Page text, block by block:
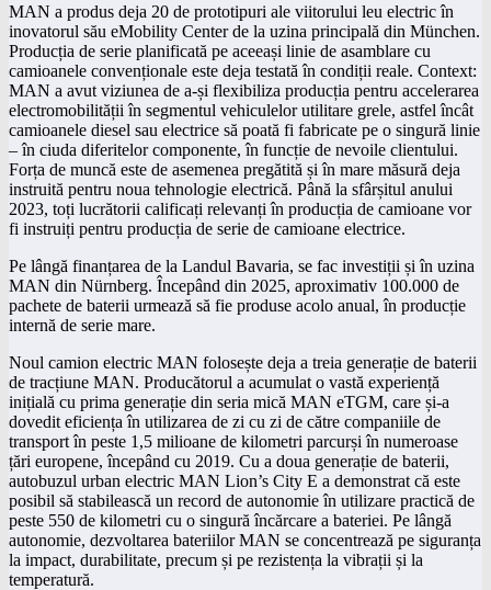
MAN a produs deja 20 de prototipuri ale viitorului leu electric în
inovatorul său eMobility Center de la uzina principală din München.
Producția de serie planificată pe aceeași linie de asamblare cu
camioanele convenționale este deja testată în condiții reale. Context:
MAN a avut viziunea de a-și flexibiliza producția pentru accelerarea
electromobilității în segmentul vehiculelor utilitare grele, astfel încât
camioanele diesel sau electrice să poată fi fabricate pe o singură linie
– în ciuda diferitelor componente, în funcție de nevoile clientului.
Forța de muncă este de asemenea pregătită și în mare măsură deja
instruită pentru noua tehnologie electrică. Până la sfârșitul anului
2023, toți lucrătorii calificați relevanți în producția de camioane vor
fi instruiți pentru producția de serie de camioane electrice.
Pe lângă finanțarea de la Landul Bavaria, se fac investiții și în uzina
MAN din Nürnberg. Începând din 2025, aproximativ 100.000 de
pachete de baterii urmează să fie produse acolo anual, în producție
internă de serie mare.
Noul camion electric MAN folosește deja a treia generație de baterii
de tracțiune MAN. Producătorul a acumulat o vastă experiență
inițială cu prima generație din seria mică MAN eTGM, care și-a
dovedit eficiența în utilizarea de zi cu zi de către companiile de
transport în peste 1,5 milioane de kilometri parcurși în numeroase
țări europene, începând cu 2019. Cu a doua generație de baterii,
autobuzul urban electric MAN Lion’s City E a demonstrat că este
posibil să stabilească un record de autonomie în utilizare practică de
peste 550 de kilometri cu o singură încărcare a bateriei. Pe lângă
autonomie, dezvoltarea bateriilor MAN se concentrează pe siguranța
la impact, durabilitate, precum și pe rezistența la vibrații și la
temperatură.